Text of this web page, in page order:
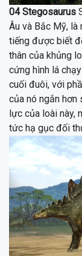
04Stegosaurus
Âu và Bắc Mỹ,
tiếng được biết
thân của khủng
cứng hình lá
cuối đuôi, với
của nó ngắn
lực của loài này,
tức hạ gục đối